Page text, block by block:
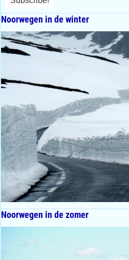
Noorwegen in de winter
Noorwegen in de zomer